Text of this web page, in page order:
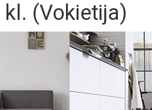
kl. (Vokietija)